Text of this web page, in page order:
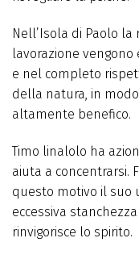
Nell’Isola di Paolo
lavorazione
e nel completo
della natura, in
altamente benefico.
Timo linalolo ha
aiuta a concentrarsi.
questo motivo il suo
eccessiva
rinvigorisce lo spirito.